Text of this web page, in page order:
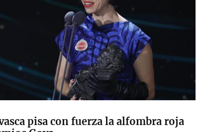
pisa con fuerza la alfombra roja